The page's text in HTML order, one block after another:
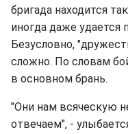
бригада находится
иногда даже удается
Безусловно,
сложно. По словам
в основном брань.
"Они нам всяческую
отвечаем", -